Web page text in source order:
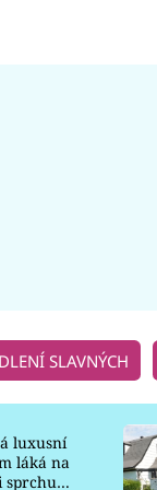
SLAVNÝCH
luxusní
láká na
sprchu